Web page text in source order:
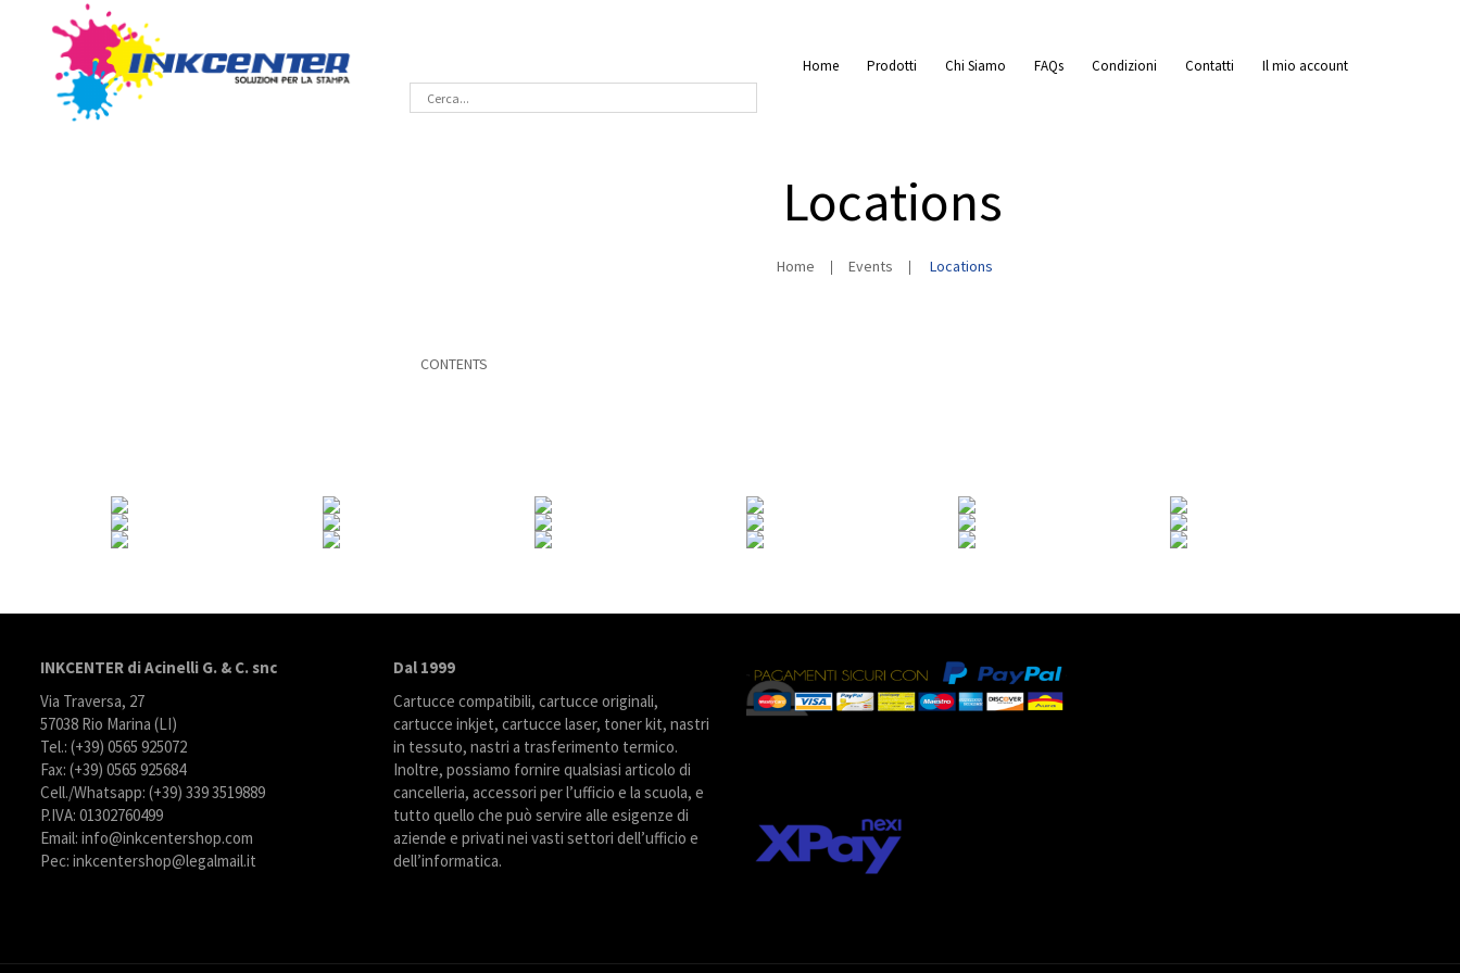
Home Prodotti Chi Siamo FAQs Condizioni Contatti Il mio account
Locations
Home Events Locations
CONTENTS
INKCENTER di Acinelli G. & C. snc
Via Traversa, 27
57038 Rio Marina (LI)
Tel.: (+39) 0565 925072
Fax: (+39) 0565 925684
Cell./Whatsapp: (+39) 339 3519889
P.IVA: 01302760499
Email: info@inkcentershop.com
Pec: inkcentershop@legalmail.it
Dal 1999
Cartucce compatibili, cartucce originali,
cartucce inkjet, cartucce laser, toner kit, nastri
in tessuto, nastri a trasferimento termico.
Inoltre, possiamo fornire qualsiasi articolo di
cancelleria, accessori per l’ufficio e la scuola, e
tutto quello che può servire alle esigenze di
aziende e privati nei vasti settori dell’ufficio e
dell’informatica.